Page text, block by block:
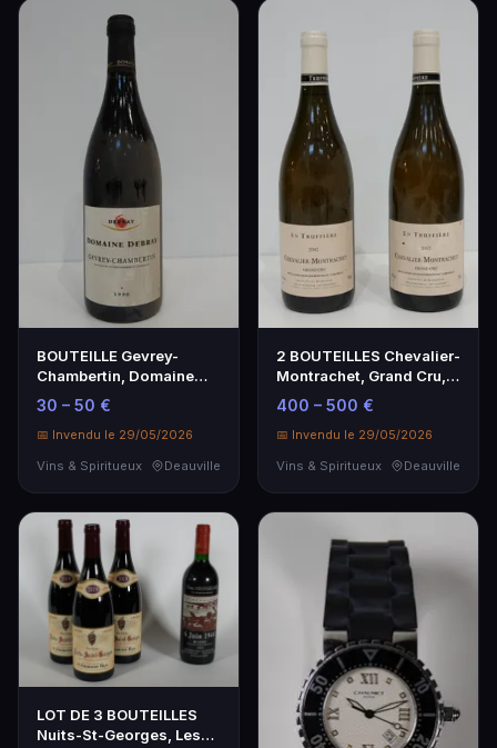
BOUTEILLE Gevrey-
Chambertin, Domaine
Debray, 1998.
30 – 50 €
📅 Invendu le 29/05/2026
Vins & Spiritueux
Deauville
2 BOUTEILLES Chevalier-
Montrachet, Grand Cru,
En Truffière, …
400 – 500 €
📅 Invendu le 29/05/2026
Vins & Spiritueux
Deauville
LOT DE 3 BOUTEILLES
Nuits-St-Georges, Les